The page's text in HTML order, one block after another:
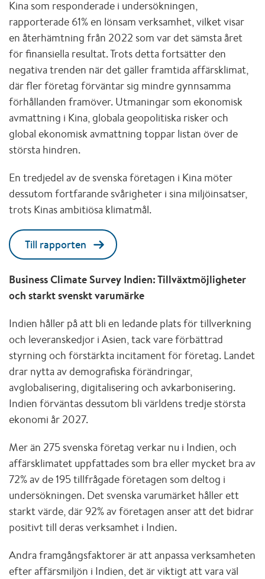
Kina som responderade i undersökningen,
rapporterade 61% en lönsam verksamhet, vilket visar
en återhämtning från 2022 som var det sämsta året
för finansiella resultat. Trots detta fortsätter den
negativa trenden när det gäller framtida affärsklimat,
där fler företag förväntar sig mindre gynnsamma
förhållanden framöver. Utmaningar som ekonomisk
avmattning i Kina, globala geopolitiska risker och
global ekonomisk avmattning toppar listan över de
största hindren.
En tredjedel av de svenska företagen i Kina möter
dessutom fortfarande svårigheter i sina miljöinsatser,
trots Kinas ambitiösa klimatmål.
Till rapporten
Business Climate Survey Indien: Tillväxtmöjligheter
och starkt svenskt varumärke
Indien håller på att bli en ledande plats för tillverkning
och leveranskedjor i Asien, tack vare förbättrad
styrning och förstärkta incitament för företag. Landet
drar nytta av demografiska förändringar,
avglobalisering, digitalisering och avkarbonisering.
Indien förväntas dessutom bli världens tredje största
ekonomi år 2027.
Mer än 275 svenska företag verkar nu i Indien, och
affärsklimatet uppfattades som bra eller mycket bra av
72% av de 195 tillfrågade företagen som deltog i
undersökningen. Det svenska varumärket håller ett
starkt värde, där 92% av företagen anser att det bidrar
positivt till deras verksamhet i Indien.
Andra framgångsfaktorer är att anpassa verksamheten
efter affärsmiljön i Indien, det är viktigt att vara väl